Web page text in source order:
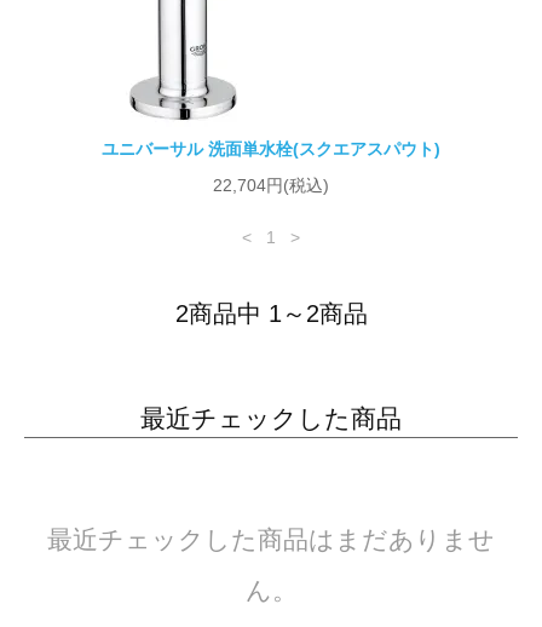
ユニバーサル 洗面単水栓(スクエアスパウト)
22,704円(税込)
< 1 >
2商品中 1～2商品
最近チェックした商品
最近チェックした商品はまだありませ
ん。